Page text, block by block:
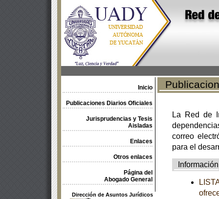
Inicio
Publicaciones Diarios Oficiales
Jurisprudencias y Tesis
Aisladas
Enlaces
Otros enlaces
Página del
Abogado General
Dirección de Asuntos Jurídicos
La Red de
correo
para el
Información